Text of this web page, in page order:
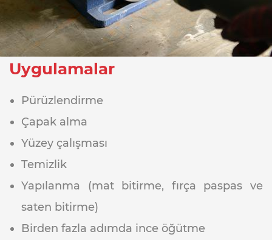
Uygulamalar
Pürüzlendirme
Çapak alma
Yüzey çalışması
Temizlik
Yapılanma (mat bitirme, fırça paspas ve
saten bitirme)
Birden fazla adımda ince öğütme